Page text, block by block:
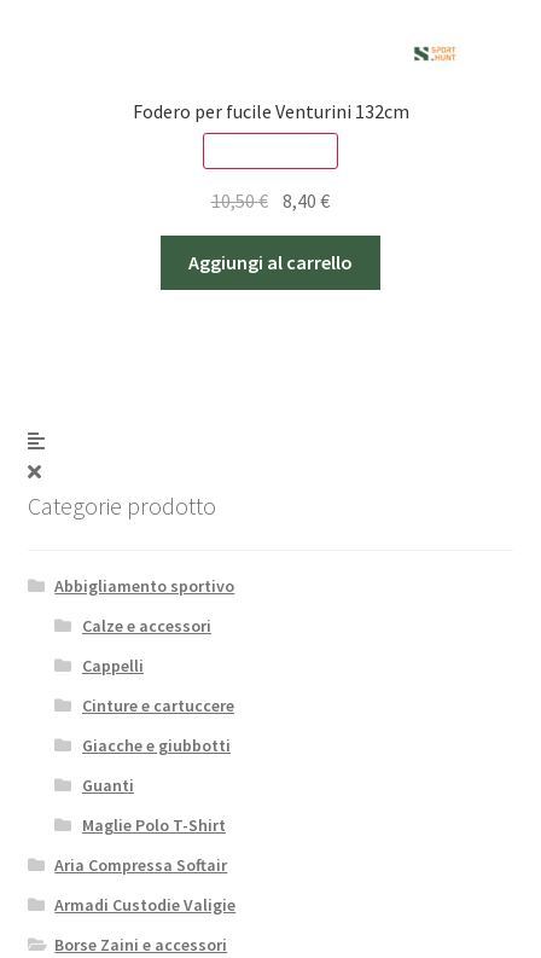
Fodero per fucile Venturini 132cm
10,50€
prezzo
originale
era:
8,40€Il
prezzo
attuale
è:
Aggiungi al carrello
Categorie prodotto
Abbigliamento sportivo
Calze e accessori
Cappelli
Cinture e cartuccere
Giacche e giubbotti
Guanti
Maglie Polo T-Shirt
Aria Compressa Softair
Armadi Custodie Valigie
Borse Zaini e accessori